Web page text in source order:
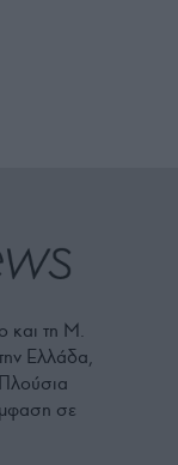
και τη Μ.
Ελλάδα,
σε